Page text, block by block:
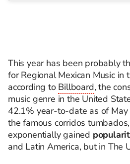
This year has been probably
for Regional Mexican Music in
according to Billboard, the
music genre in the United
42.1% year-to-date as of May
the famous corridos
exponentially gained
and Latin America, but in The